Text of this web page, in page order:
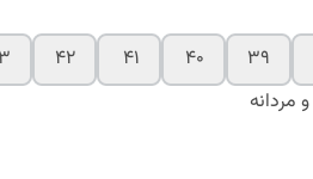
39
40
41
42
مردانه